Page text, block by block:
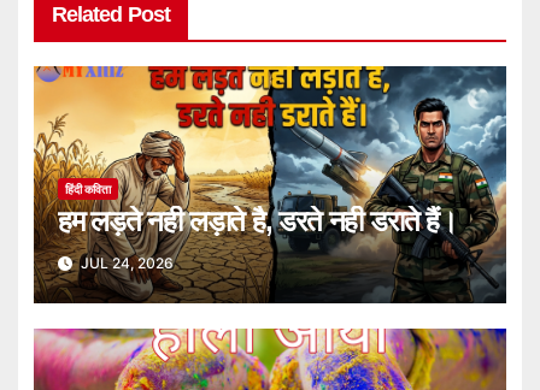
Related Post
हिंदी कविता
हम लड़ते नही लड़ाते है, डरते नही डराते हैं।
JUL 24, 2026